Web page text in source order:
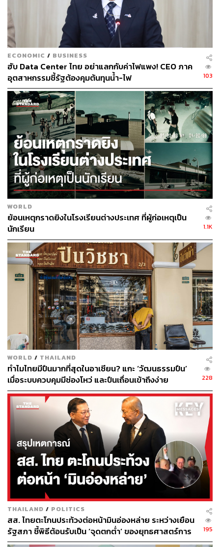
รัฐบาลไทยกำลังติดอยู่ใน ‘กับดักงบประมาณ’ โดยรายได้กว่า
80-90% ถูกนำไปใช้เป็นรายจ่ายประจำ เช่น เงินเดือน
ข้าราชการ บำนาญ และสวัสดิการต่างๆ สภาพนี้เปรียบ
เหมือนพนักงานออฟฟิศที่ได้เงินเดือนมาแล้วต้องจ่ายค่าน้ำค่า
ไฟและหนี้เก่าจนแทบไม่เหลือเงินไปลงทุนสร้างอนาคต ทำให้
งบลงทุนจริงเหลือเพียง 15-20% เท่านั้น
ยิ่งกว่านั้น ภาระภาษีของประเทศกำลังตกอยู่บนบ่าของคน
กลุ่มน้อยอย่างน่าใจหาย เพราะหากอ้างอิงตามข้อมูลจาก
กรมสรรพากรและสำนักงานสถิติแห่งชาติ พบว่าจากกำลัง
แรงงานทั้งหมดของไทยที่มีประมาณ 39 ล้านคน มีผู้เข้าสู่
ระบบเพื่อยื่นแบบภาษีเงินได้เพียง 11.8 ล้านคน และในจำนวน
นั้นมีเพียง 4 ล้านคนเท่านั้นที่มีรายได้ถึงเกณฑ์และต้องจ่าย
ภาษีให้รัฐจริงๆ ทำให้รายได้ภาครัฐพึ่งพาอยู่กับฐานที่แคบจน
กลายเป็นความเปราะบางทางการคลังอย่างที่เป็นอยู่
ถ้าไม่ขึ้น VAT รัฐพอมีทางเลือกอื่นในการหาเงินไหม
VAT ไม่ใช่ไม้ตายเดียวในการกู้สถานการณ์ทางการคลัง
เพราะประเทศไทยยังมีช่องโหว่ทางการเก็บรายได้อย่าง
เศรษฐกิจนอกระบบ เช่น การซื้อขายผ่านเงินสดในตลาดหรือ
ร้านค้ารายย่อยบางรายที่ไม่ได้อยู่ในระบบบัญชีใดๆ
หากรัฐสามารถดึงคนกลุ่มนี้เข้าสู่ระบบผ่านการปรับกฎเกณฑ์
ให้ Lean และสร้างสภาพแวดล้อมที่เอื้อต่อการทำธุรกิจ ราย
ได้จะไหลเข้าคลังมหาศาลโดยไม่ต้องรีดเลือดจากฐานภาษี
เดิมที่มีคนแบกอยู่เพียงไม่กี่ล้านคน นอกจากนี้ การอุดรอยรั่ว
จากการคอร์รัปชันและเงินทอนในโครงการต่างๆ ก็เป็นอีก
ทางลัดที่อาจคืนเงินให้รัฐได้ทันทีระดับหมื่นล้านถึงแสนล้าน
บาท
ยิ่งไปกว่านั้น การพิจารณาภาษีประเภทใหม่ๆ ที่มีความ
เฉพาะเจาะจงมากขึ้นก็เป็นทางเลือกที่น่าสนใจ เช่น ‘ภาษี
บ้านเกิด’ที่เปิดโอกาสให้เราเลือกจ่ายภาษีให้กับจังหวัดที่
ต้องการสนับสนุนได้โดยตรงแทนที่จะเข้าส่วนกลางทั้งหมด
หรือการจัดเก็บภาษีที่เน้นไปที่กลุ่มผู้มีความมั่งคั่งสูงอย่าง
ภาษีมรดก’และ ‘ ภาษีความมั่งคั่ง’ (Wealth Tax) เพื่อ
กระจายภาระภาษีให้เป็นธรรมและลดความเหลื่อมล้ำ แทนที่
จะเลือกวิธีที่ง่ายแต่กระทบปากท้องคนทั้งประเทศอย่างภาษี
การบริโภคเพียงอย่างเดียว
เพดานหนี้สาธารณะที่ขยับขึ้นส่งผลกระทบต่อ SME
อย่างไรบ้าง
ECONOMIC / BUSINESS
ฮับ Data Center ไทย อย่าแลกกับค่าไฟแพง! CEO ภาค
อุตสาหกรรมชี้รัฐต้องคุมต้นทุนน้ำ-ไฟ
103
WORLD
ย้อนเหตุกราดยิงในโรงเรียนต่างประเทศ ที่ผู้ก่อเหตุเป็น
นักเรียน
1.1K
WORLD / THAILAND
ทำไมไทยมีปืนมากที่สุดในอาเซียน? แกะ ‘วัฒนธรรมปืน’
เมื่อระบบควบคุมมีช่องโหว่ และปืนเถื่อนเข้าถึงง่าย
228
THAILAND / POLITICS
สส. ไทยตะโกนประท้วงต่อหน้ามินอ่องหล่าย ระหว่างเยือน
รัฐสภา ชี้พิธีต้อนรับเป็น ‘จุดตกต่ำ’ ของยุทธศาสตร์การ
ทูตไทย
195